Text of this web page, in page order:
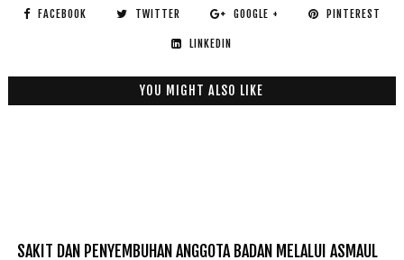
FACEBOOK TWITTER GOOGLE + PINTEREST
LINKEDIN
YOU MIGHT ALSO LIKE
SAKIT DAN PENYEMBUHAN ANGGOTA BADAN MELALUI ASMAUL